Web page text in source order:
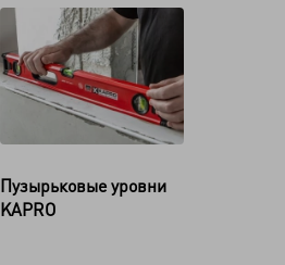
Пузырьковые уровни
KAPRO